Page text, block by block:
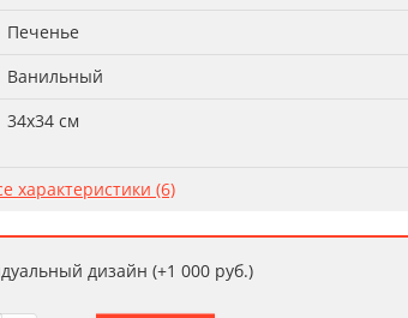
Печенье
Ванильный
34х34 см
характеристики (6)
дизайн (+1 000 руб.)